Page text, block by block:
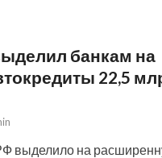
банкам на
22,5
выделило на